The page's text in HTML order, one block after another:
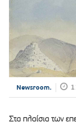
Newsroom.
Στα πλαίσια των